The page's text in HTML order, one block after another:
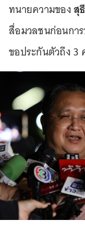
ทนายความของสุ
สื่อมวลชนก่อนกา
ขอประกันตัวถึง 3